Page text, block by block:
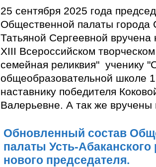
25 сентября 2025 года
Общественной палаты города
Татьяной Сергеевной вручена
XIII Всероссийском
семейная реликвия" ученику
общеобразовательной школе
наставнику победителя
Валерьевне. А так же вручены
Обновленный состав
палаты Усть-
нового председателя.